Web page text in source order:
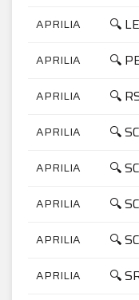
APRILIA 🔍
APRILIA 🔍
APRILIA 🔍
APRILIA 🔍
APRILIA 🔍
APRILIA 🔍
APRILIA 🔍
APRILIA 🔍